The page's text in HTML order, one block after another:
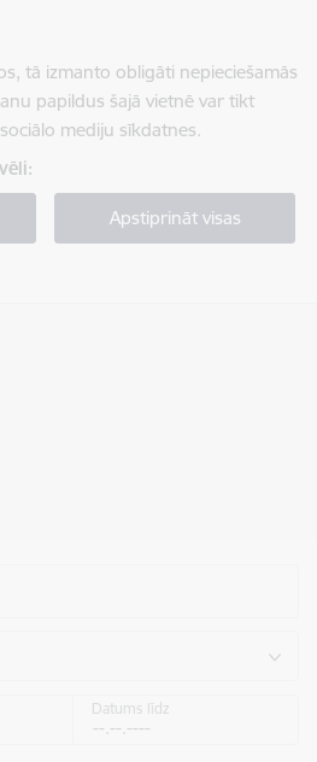
tā izmanto obligāti nepieciešamās
papildus šajā vietnē var tikt
mediju sīkdatnes.
Apstiprināt visas
Datums līdz